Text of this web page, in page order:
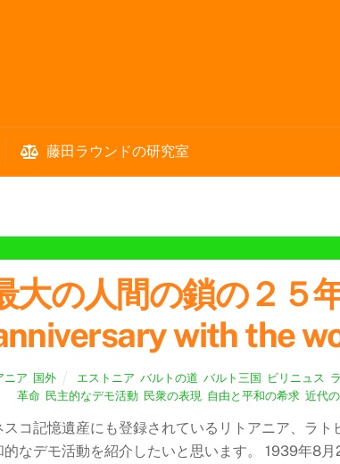
藤田ラウンドの研究室
大の人間の鎖の２
with the
ニア 国外 エストニア バルトの道 バルト三国 ビリニュス
革命 民主的なデモ活動 民衆の表現 自由と平和の希求 ,近代
コ記憶遺産にも登録されているリトアニア、ラ
的なデモ活動を紹介したいと思います。 1939年8